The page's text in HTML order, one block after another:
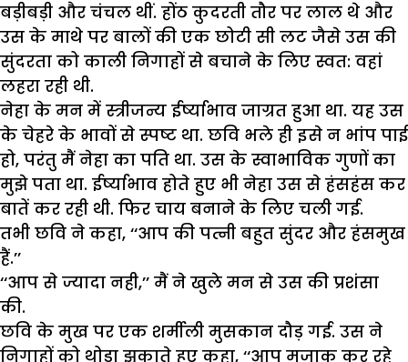
बड़ीबड़ी और चंचल थीं. होंठ कुदरती तौर पर लाल थे और
उस के माथे पर बालों की एक छोटी सी लट जैसे उस की
सुंदरता को काली निगाहों से बचाने के लिए स्वत: वहां
लहरा रही थी.
नेहा के मन में स्त्रीजन्य ईर्ष्याभाव जाग्रत हुआ था. यह उस
के चेहरे के भावों से स्पष्ट था. छवि भले ही इसे न भांप पाई
हो, परंतु मैं नेहा का पति था. उस के स्वाभाविक गुणों का
मुझे पता था. ईर्ष्याभाव होते हुए भी नेहा उस से हंसहंस कर
बातें कर रही थी. फिर चाय बनाने के लिए चली गई.
तभी छवि ने कहा, ‘‘आप की पत्नी बहुत सुंदर और हंसमुख
हैं.’’
‘‘आप से ज्यादा नही,’’ मैं ने खुले मन से उस की प्रशंसा
की.
छवि के मुख पर एक शर्मीली मुसकान दौड़ गई. उस ने
निगाहों को थोड़ा झुकाते हुए कहा, ‘‘आप मजाक कर रहे